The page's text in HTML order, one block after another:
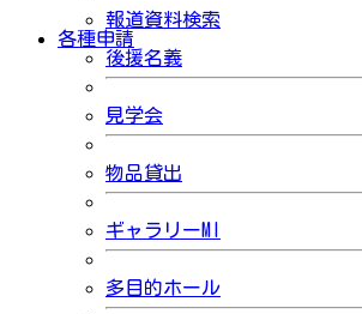
報道資料検索
各種申請
後援名義
見学会
物品貸出
ギャラリーMI
多目的ホール